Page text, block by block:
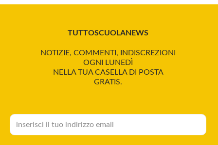
TUTTOSCUOLANEWS
NOTIZIE, COMMENTI, INDISCREZIONI
OGNI LUNEDÌ
NELLA TUA CASELLA DI POSTA
GRATIS.